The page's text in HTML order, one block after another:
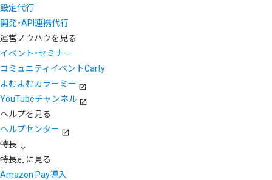
設定代行
開発・API連携代行
運営ノウハウを見る
イベント・セミナー
コミュニティイベントCarty
よむよむカラーミー
YouTubeチャンネル
ヘルプを見る
ヘルプセンター
特長
特長別に見る
Amazon Pay導入